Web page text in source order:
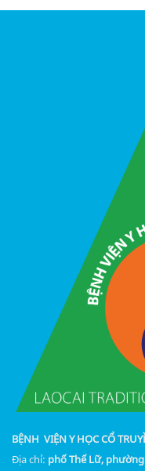
BỆNH VIỆN Y HỌC CỔ
Địa chỉ: phố Thế Lữ,